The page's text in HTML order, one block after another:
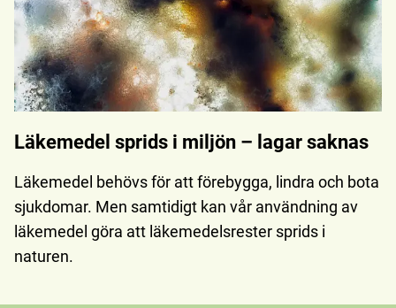
Läkemedel sprids i miljön – lagar saknas
Läkemedel behövs för att förebygga, lindra och bota
sjukdomar. Men samtidigt kan vår användning av
läkemedel göra att läkemedelsrester sprids i
naturen.